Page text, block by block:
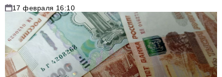
17 февраля 16:10